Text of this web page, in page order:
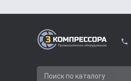
Поиск по каталогу